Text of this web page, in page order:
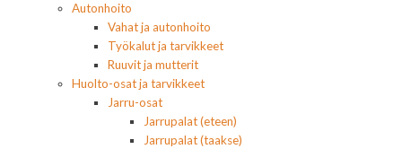
Autonhoito
Vahat ja autonhoito
Työkalut ja tarvikkeet
Ruuvit ja mutterit
Huolto-osat ja tarvikkeet
Jarru-osat
Jarrupalat (eteen)
Jarrupalat (taakse)